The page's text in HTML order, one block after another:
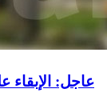
عاجل: الإبقاء